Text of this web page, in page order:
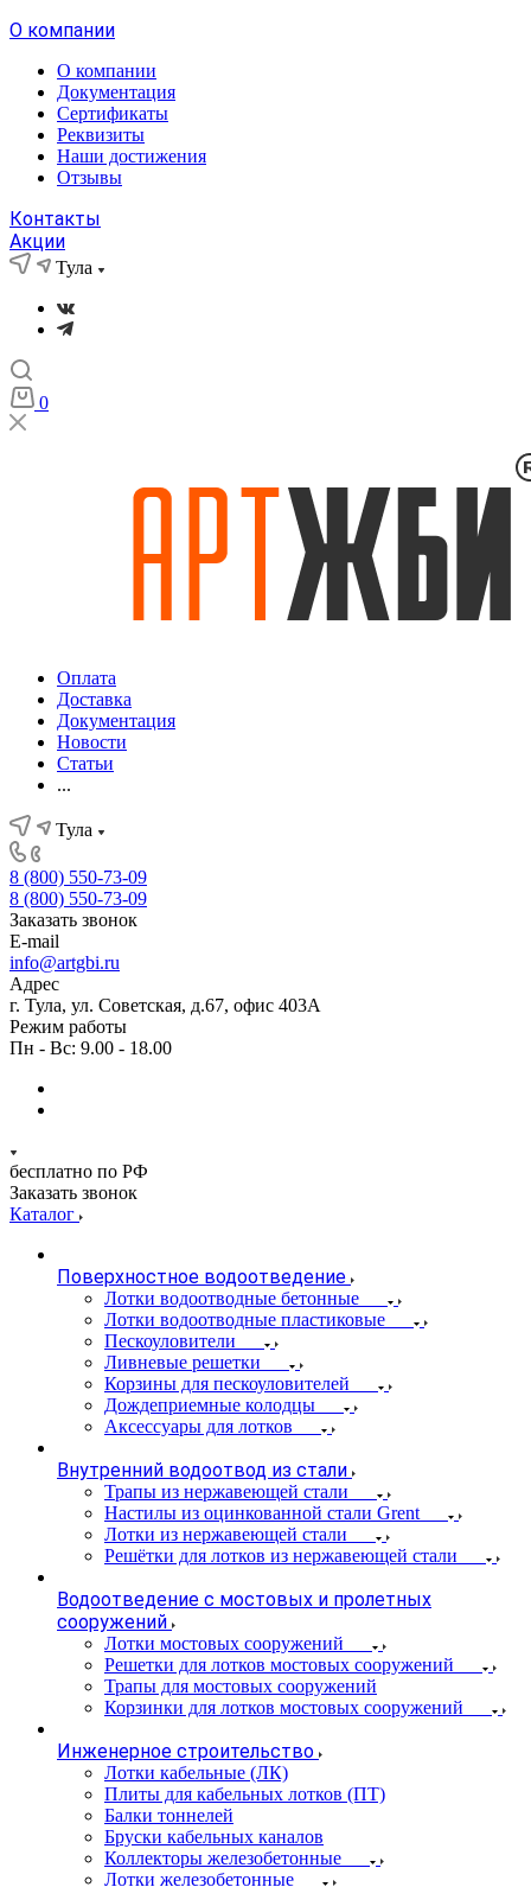
О компании
О компании
Документация
Сертификаты
Реквизиты
Наши достижения
Отзывы
Контакты
Акции
Тула
0
Оплата
Доставка
Документация
Новости
Статьи
...
Тула
8 (800) 550-73-09
8 (800) 550-73-09
Заказать звонок
E-mail
info@artgbi.ru
Адрес
г. Тула, ул. Советская, д.67, офис 403А
Режим работы
Пн - Вс: 9.00 - 18.00
бесплатно по РФ
Заказать звонок
Каталог
Поверхностное водоотведение
Лотки водоотводные бетонные
Лотки водоотводные пластиковые
Пескоуловители
Ливневые решетки
Корзины для пескоуловителей
Дождеприемные колодцы
Аксессуары для лотков
Внутренний водоотвод из стали
Трапы из нержавеющей стали
Настилы из оцинкованной стали Grent
Лотки из нержавеющей стали
Решётки для лотков из нержавеющей стали
Водоотведение с мостовых и пролетных
сооружений
Лотки мостовых сооружений
Решетки для лотков мостовых сооружений
Трапы для мостовых сооружений
Корзинки для лотков мостовых сооружений
Инженерное строительство
Лотки кабельные (ЛК)
Плиты для кабельных лотков (ПТ)
Балки тоннелей
Бруски кабельных каналов
Коллекторы железобетонные
Лотки железобетонные